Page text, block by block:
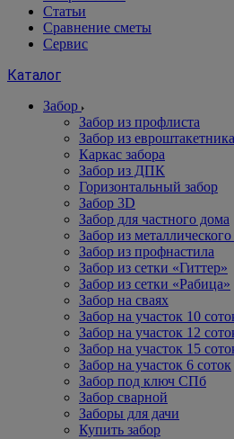
Статьи
Сравнение сметы
Сервис
Каталог
Забор
Забор из профлиста
Забор из евроштакетника
Каркас забора
Забор из ДПК
Горизонтальный забор
Забор 3D
Забор для частного дома
Забор из
Забор из профнастила
Забор из сетки «Гиттер»
Забор из сетки «Рабица»
Забор на сваях
Забор на участок 10
Забор на участок 12
Забор на участок 15
Забор на участок 6 соток
Забор под ключ СПб
Забор сварной
Заборы для дачи
Купить забор